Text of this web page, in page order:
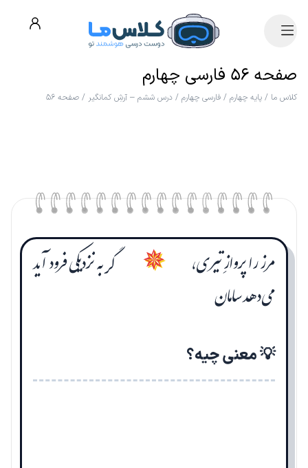
صفحه ۵۶ فارسی چهارم
کلاس ما / پایه چهارم / فارسی چهارم / درس ششم – آرشِ کمانگیر / صفحه ۵۶
مرز را پروازِ تیری،
می‌دهد سامان
✵ گر به نزدیکی فرود آید
💡 معنی چیه؟